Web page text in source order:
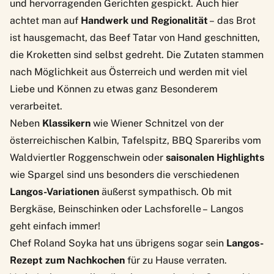
und hervorragenden Gerichten gespickt. Auch hier
achtet man auf Handwerk und Regionalität – das Brot
ist hausgemacht, das Beef Tatar von Hand geschnitten,
die Kroketten sind selbst gedreht. Die Zutaten stammen
nach Möglichkeit aus Österreich und werden mit viel
Liebe und Können zu etwas ganz Besonderem
verarbeitet.
Neben Klassikern wie Wiener Schnitzel von der
österreichischen Kalbin, Tafelspitz, BBQ Spareribs vom
Waldviertler Roggenschwein oder saisonalen Highlights
wie Spargel sind uns besonders die verschiedenen
Langos-Variationen äußerst sympathisch. Ob mit
Bergkäse, Beinschinken oder Lachsforelle – Langos
geht einfach immer!
Chef Roland Soyka hat uns übrigens sogar sein Langos-
Rezept zum Nachkochen für zu Hause verraten.